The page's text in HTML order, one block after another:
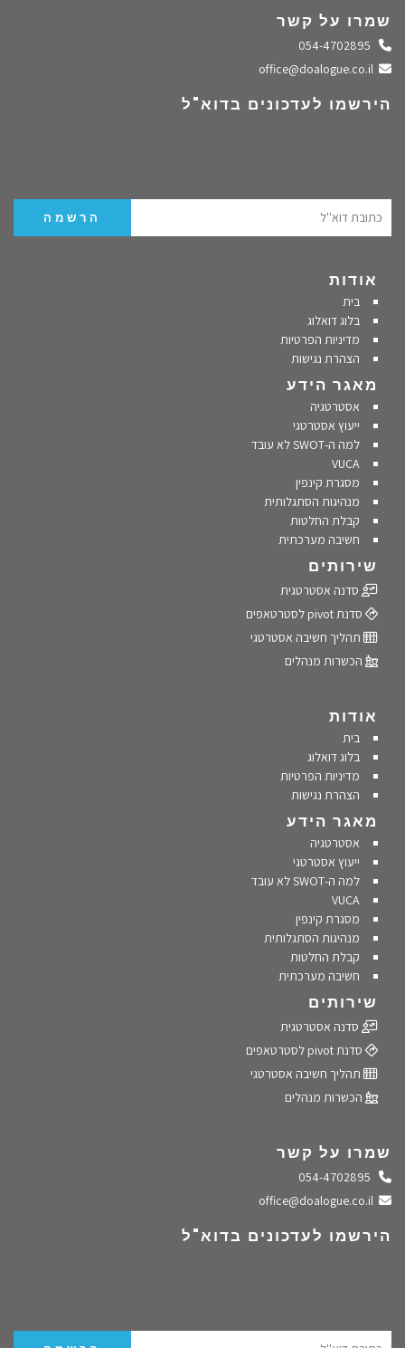
שמרו על קשר
התקשרו אלינו
שלחו מייל
הירשמו לעדכונים בדוא"ל
אודות
בית
בלוג דואלוג
מדיניות הפרטיות
הצהרת נגישות
מאגר הידע
אסטרטגיה
ייעוץ אסטרטגי
למה ה-SWOT לא עובד
VUCA
מסגרת קינפין
מנהיגות הסתגלותית
קבלת החלטות
חשיבה מערכתית
שירותים
סדנה אסטרטגית
סדנת pivot לסטרטאפים
תהליך חשיבה אסטרטגי
הכשרות מנהלים
אודות
בית
בלוג דואלוג
מדיניות הפרטיות
הצהרת נגישות
מאגר הידע
אסטרטגיה
ייעוץ אסטרטגי
למה ה-SWOT לא עובד
VUCA
מסגרת קינפין
מנהיגות הסתגלותית
קבלת החלטות
חשיבה מערכתית
שירותים
סדנה אסטרטגית
סדנת pivot לסטרטאפים
תהליך חשיבה אסטרטגי
הכשרות מנהלים
שמרו על קשר
התקשרו אלינו
שלחו מייל
הירשמו לעדכונים בדוא"ל